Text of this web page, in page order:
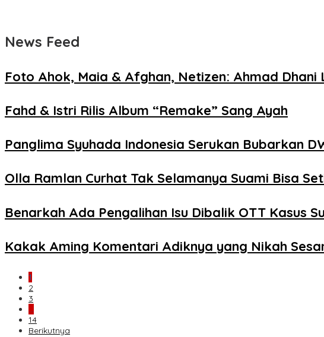
News Feed
Foto Ahok, Maia & Afghan, Netizen: Ahmad
Fahd & Istri Rilis Album “Remake” Sang Ayah
Panglima Syuhada Indonesia Serukan Bubarkan
Olla Ramlan Curhat Tak Selamanya Suami Bisa
Benarkah Ada Pengalihan Isu Dibalik OTT Kasus
Kakak Aming Komentari Adiknya yang Nikah
1
2
3
…
14
Berikutnya